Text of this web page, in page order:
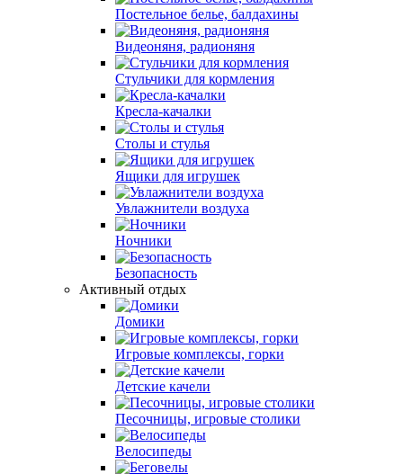
Постельное белье, балдахины
Видеоняня, радионяня
Стульчики для кормления
Кресла-качалки
Столы и стулья
Ящики для игрушек
Увлажнители воздуха
Ночники
Безопасность
Активный отдых
Домики
Игровые комплексы, горки
Детские качели
Песочницы, игровые столики
Велосипеды